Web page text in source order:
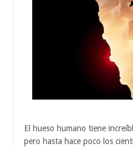
El hueso humano tiene
pero hasta hace poco los